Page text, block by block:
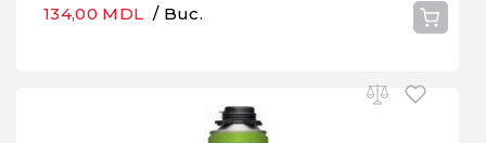
134,00 MDL / Buc.